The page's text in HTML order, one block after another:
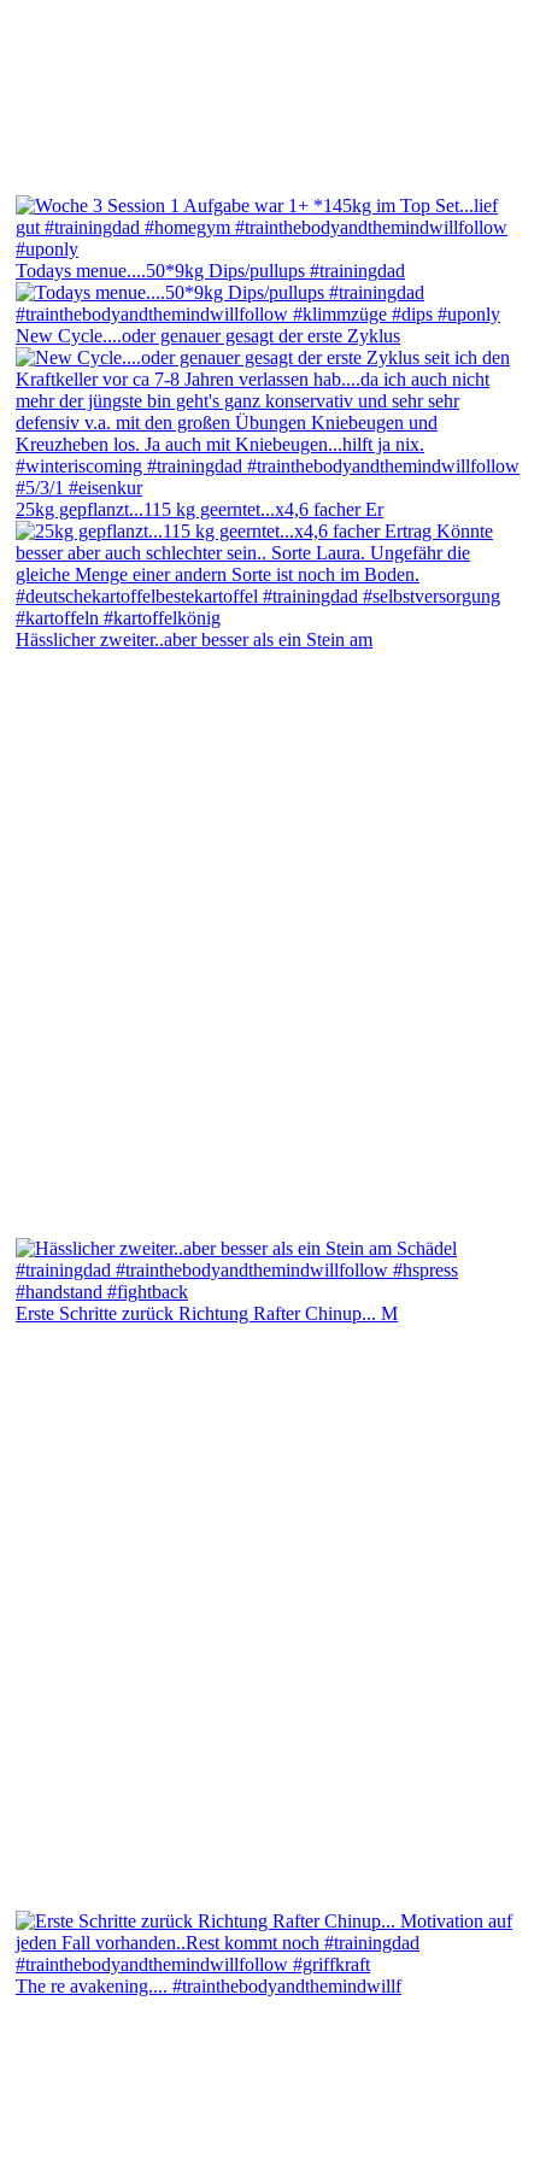
Todays menue....50*9kg Dips/pullups #trainingdad
New Cycle....oder genauer gesagt der erste Zyklus
25kg gepflanzt...115 kg geerntet...x4,6 facher Er
Hässlicher zweiter..aber besser als ein Stein am
Erste Schritte zurück Richtung Rafter Chinup... M
The re avakening.... #trainthebodyandthemindwillf